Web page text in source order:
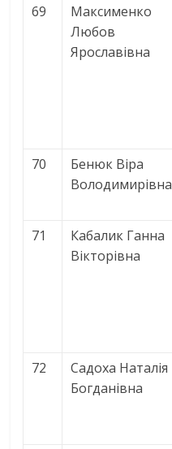
69
Максименко
Любов
Ярославівна
70
Бенюк Віра
Володимирівна
71
Кабалик Ганна
Вікторівна
72
Садоха Наталія
Богданівна